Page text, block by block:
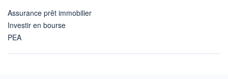
Assurance prêt immobilier
Investir en bourse
PEA